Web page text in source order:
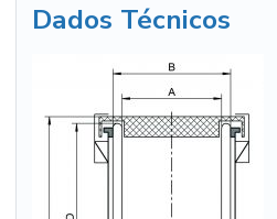
Dados Técnicos